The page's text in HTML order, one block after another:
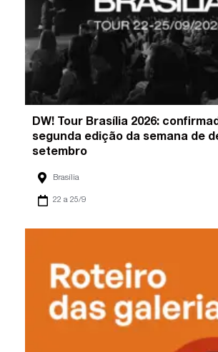
DW! Tour Brasília 2026:
segunda edição da semana de
setembro
Brasília
22 a 25/9